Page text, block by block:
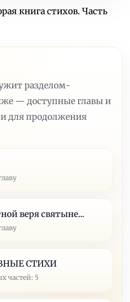
книга стихов. Часть
разделом-
— доступные главы и
для продолжения
веря святыне...
СТИХИ
частей: 5